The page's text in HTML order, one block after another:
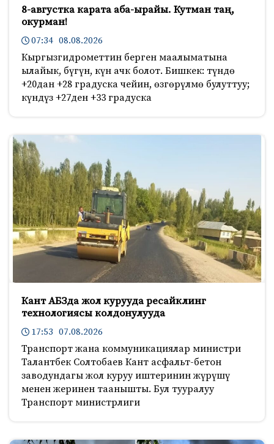
8-августка карата аба-ырайы. Кутман таң,
окурман!
07:34 08.08.2026
Кыргызгидрометтин берген маалыматына
ылайык, бүгүн, күн ачк болот. Бишкек: түндө
+20дан +28 градуска чейин, өзгөрүлмө булуттуу;
күндүз +27ден +33 градуска
Кант АБЗда жол курууда ресайклинг
технологиясы колдонулууда
17:53 07.08.2026
Транспорт жана коммуникациялар министри
Талантбек Солтобаев Кант асфальт-бетон
заводундагы жол куруу иштеринин жүрүшү
менен жеринен таанышты. Бул тууралуу
Транспорт министрлиги